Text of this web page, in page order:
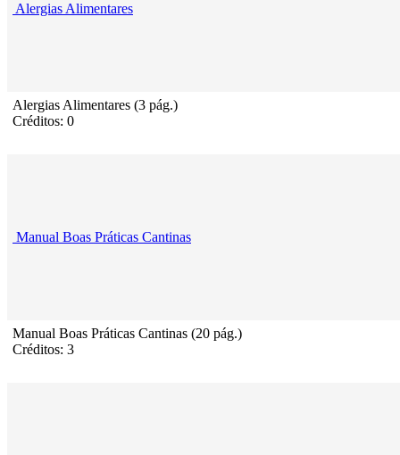
Alergias Alimentares
Alergias Alimentares (3 pág.)
Créditos: 0
Manual Boas Práticas Cantinas
Manual Boas Práticas Cantinas (20 pág.)
Créditos: 3